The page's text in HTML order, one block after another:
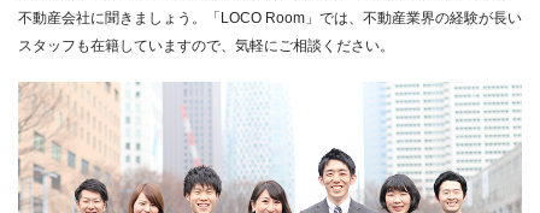
不動産会社に聞きましょう。「LOCO Room」では、不動産業界の経験が長い
スタッフも在籍していますので、気軽にご相談ください。